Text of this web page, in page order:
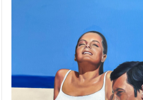
Видеотоп